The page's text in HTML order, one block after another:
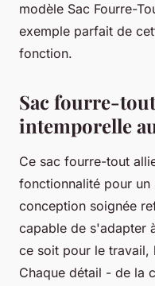
modèle Sac Fourre-
exemple parfait de
fonction.
Sac fourre-tout
intemporelle
Ce sac fourre-tout
fonctionnalité pour un
conception soignée
capable de s'adapter
ce soit pour le travail,
Chaque détail - de la